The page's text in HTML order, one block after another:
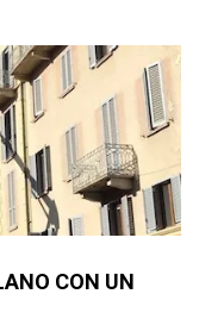
CON UN